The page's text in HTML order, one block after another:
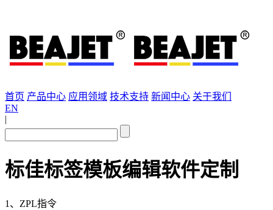
首页 产品中心 应用领域 技术支持 新闻中心 关于我们
EN
|
标佳标签模板编辑软件定制
1、ZPL指令